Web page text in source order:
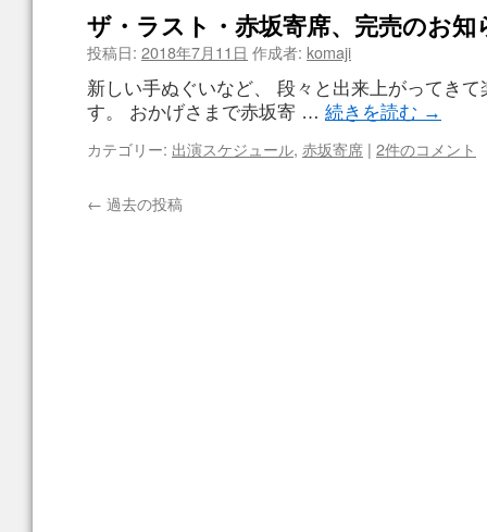
ザ・ラスト・赤坂寄席、完売のお知
投稿日: 2018年7月11日 作成者: komaji
新しい手ぬぐいなど、 段々と出来上がってきて
す。 おかげさまで赤坂寄 … 続きを読む →
カテゴリー: 出演スケジュール, 赤坂寄席 | 2件のコメント
← 過去の投稿